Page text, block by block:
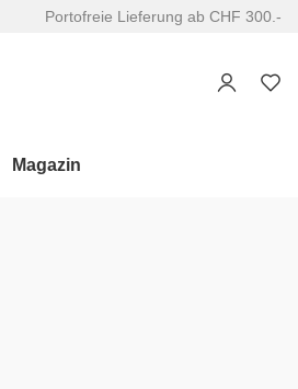
Portofreie Lieferung ab CHF 300.-
Magazin